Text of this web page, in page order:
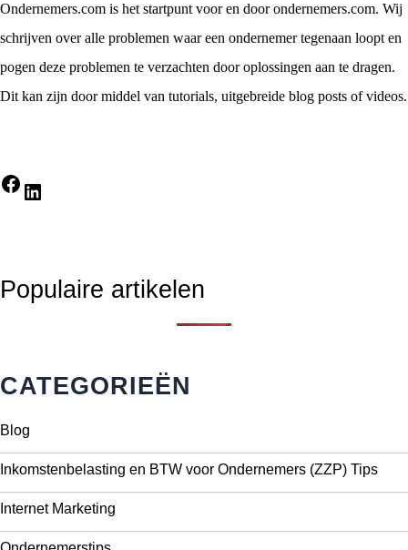
Ondernemers.com is het startpunt voor en door ondernemers.com. Wij
schrijven over alle problemen waar een ondernemer tegenaan loopt en
pogen deze problemen te verzachten door oplossingen aan te dragen.
Dit kan zijn door middel van tutorials, uitgebreide blog posts of videos.
Facebook LinkedIn
Populaire artikelen
CATEGORIEËN
Blog
Inkomstenbelasting en BTW voor Ondernemers (ZZP) Tips
Internet Marketing